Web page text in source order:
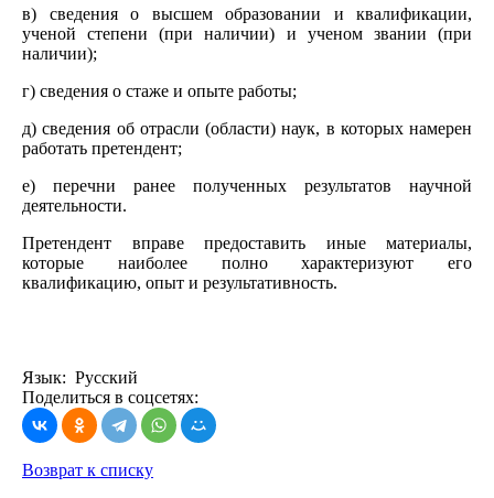
в) сведения о высшем образовании и квалификации,
ученой степени (при наличии) и ученом звании (при
наличии);
г) сведения о стаже и опыте работы;
д) сведения об отрасли (области) наук, в которых намерен
работать претендент;
е) перечни ранее полученных результатов научной
деятельности.
Претендент вправе предоставить иные материалы,
которые наиболее полно характеризуют его
квалификацию, опыт и результативность.
Язык: Русский
Поделиться в соцсетях:
Возврат к списку